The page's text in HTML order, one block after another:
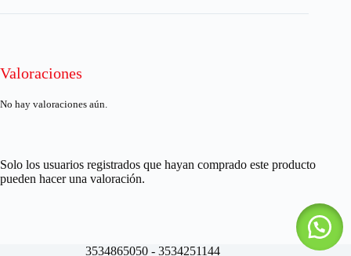
Valoraciones
No hay valoraciones aún.
Solo los usuarios registrados que hayan comprado este producto
pueden hacer una valoración.
3534865050 - 3534251144